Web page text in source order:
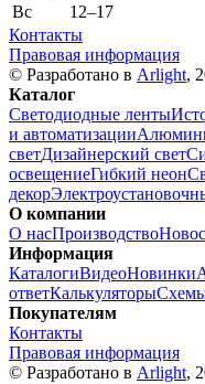
Вс
12–17
Контакты
Правовая информация
© Разработано в Arlight,
Каталог
Светодиодные ленты
и автоматизации
светДизайнерский свет
освещениеГибкий неон
декор
О компании
О насПроизводство
Информация
КаталогиВидеоНовинки
ответКалькуляторы
Покупателям
Контакты
Правовая информация
© Разработано в Arlight,